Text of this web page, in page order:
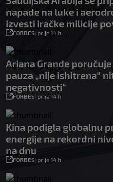
napade na luke i
izvesti iračke milicije
FORBES| prije 14 h
Ariana Grande
pauza „nije ishitrena“
negativnosti“
FORBES| prije 14 h
Kina podigla globalnu
energije na rekordni
na dnu
FORBES| prije 14 h